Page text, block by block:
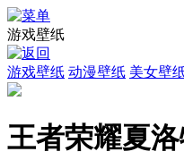
游戏壁纸
游戏壁纸 动漫壁纸 美女壁
王者荣耀夏